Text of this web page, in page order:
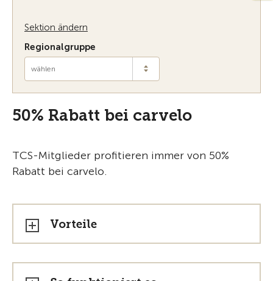
Sektion ändern
Regionalgruppe
wählen
50% Rabatt bei carvelo
TCS-Mitglieder profitieren immer von 50%
Rabatt bei carvelo.
Vorteile